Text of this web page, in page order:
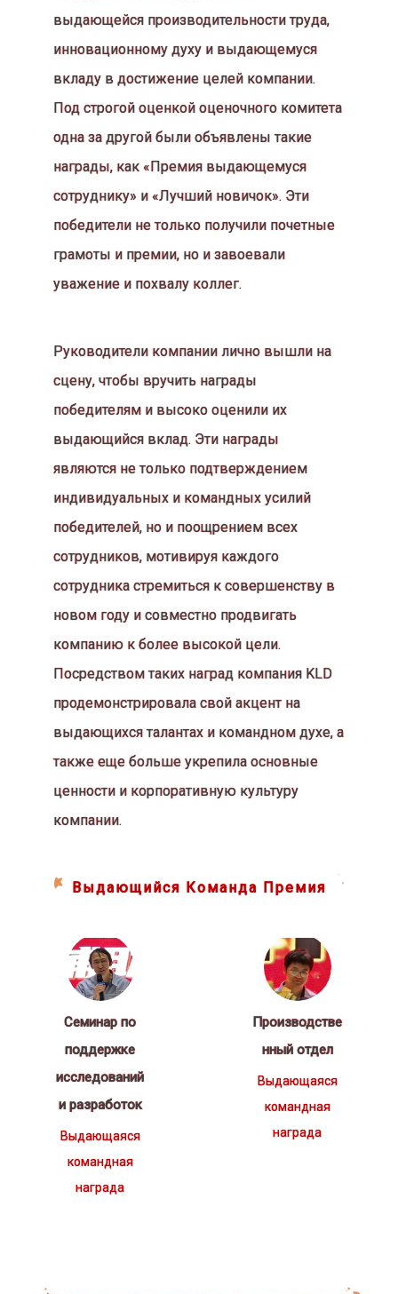
выдающейся производительности труда,
инновационному духу и выдающемуся
вкладу в достижение целей компании.
Под строгой оценкой оценочного комитета
одна за другой были объявлены такие
награды, как «Премия выдающемуся
сотруднику» и «Лучший новичок». Эти
победители не только получили почетные
грамоты и премии, но и завоевали
уважение и похвалу коллег.
Руководители компании лично вышли на
сцену, чтобы вручить награды
победителям и высоко оценили их
выдающийся вклад. Эти награды
являются не только подтверждением
индивидуальных и командных усилий
победителей, но и поощрением всех
сотрудников, мотивируя каждого
сотрудника стремиться к совершенству в
новом году и совместно продвигать
компанию к более высокой цели.
Посредством таких наград компания KLD
продемонстрировала свой акцент на
выдающихся талантах и ​​командном духе, а
также еще больше укрепила основные
ценности и корпоративную культуру
компании.
Выдающийся Команда Премия
Семинар по
поддержке
исследований
и разработок
Выдающаяся
командная
награда
Производстве
нный отдел
Выдающаяся
командная
награда